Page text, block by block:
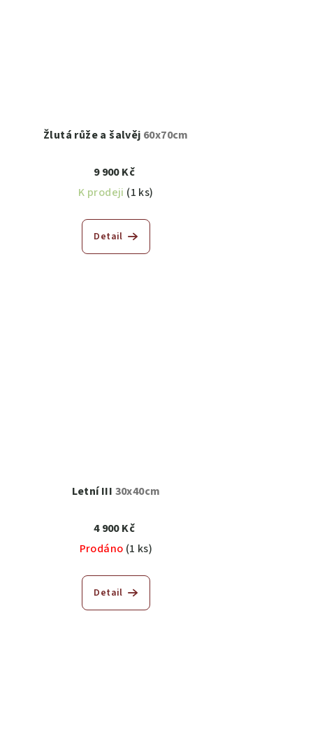
Žlutá růže a šalvěj 60x70cm
9 900 Kč
K prodeji (1 ks)
Detail
Letní III 30x40cm
4 900 Kč
Prodáno (1 ks)
Detail